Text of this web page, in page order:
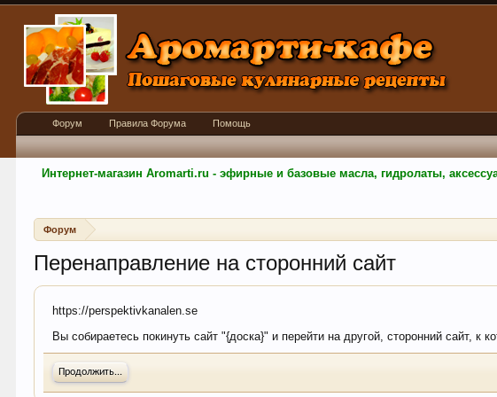
Интернет-магазин Aromarti.ru - эфирные и базовые масла, гидролаты,
Форум
Перенаправление на сторонний сайт
https://perspektivkanalen.se
Вы собираетесь покинуть сайт "{доска}" и перейти на другой, сторонний сайт,
Продолжить...
Форум Правила Форума Помощь